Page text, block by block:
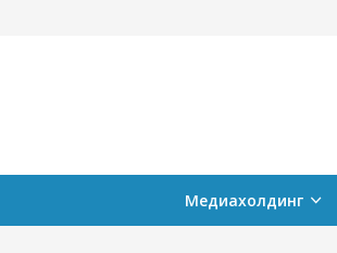
Медиахолдинг